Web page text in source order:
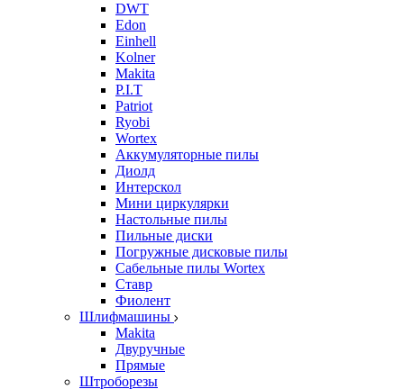
DWT
Edon
Einhell
Kolner
Makita
P.I.T
Patriot
Ryobi
Wortex
Аккумуляторные пилы
Диолд
Интерскол
Мини циркулярки
Настольные пилы
Пильные диски
Погружные дисковые пилы
Сабельные пилы Wortex
Ставр
Фиолент
Шлифмашины
Makita
Двуручные
Прямые
Штроборезы